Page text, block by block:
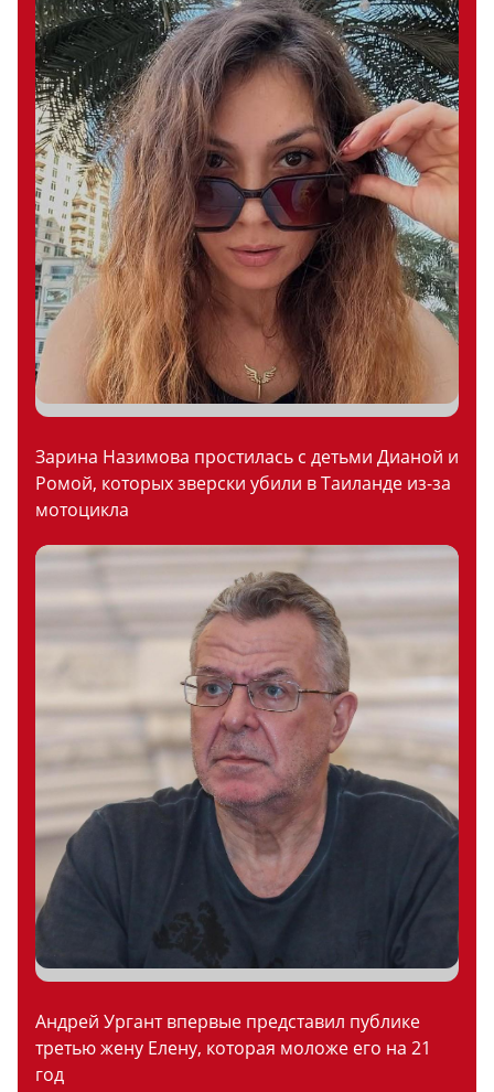
Зарина Назимова простилась с детьми Дианой и
Ромой, которых зверски убили в Таиланде из-за
мотоцикла
Андрей Ургант впервые представил публике
третью жену Елену, которая моложе его на 21
год